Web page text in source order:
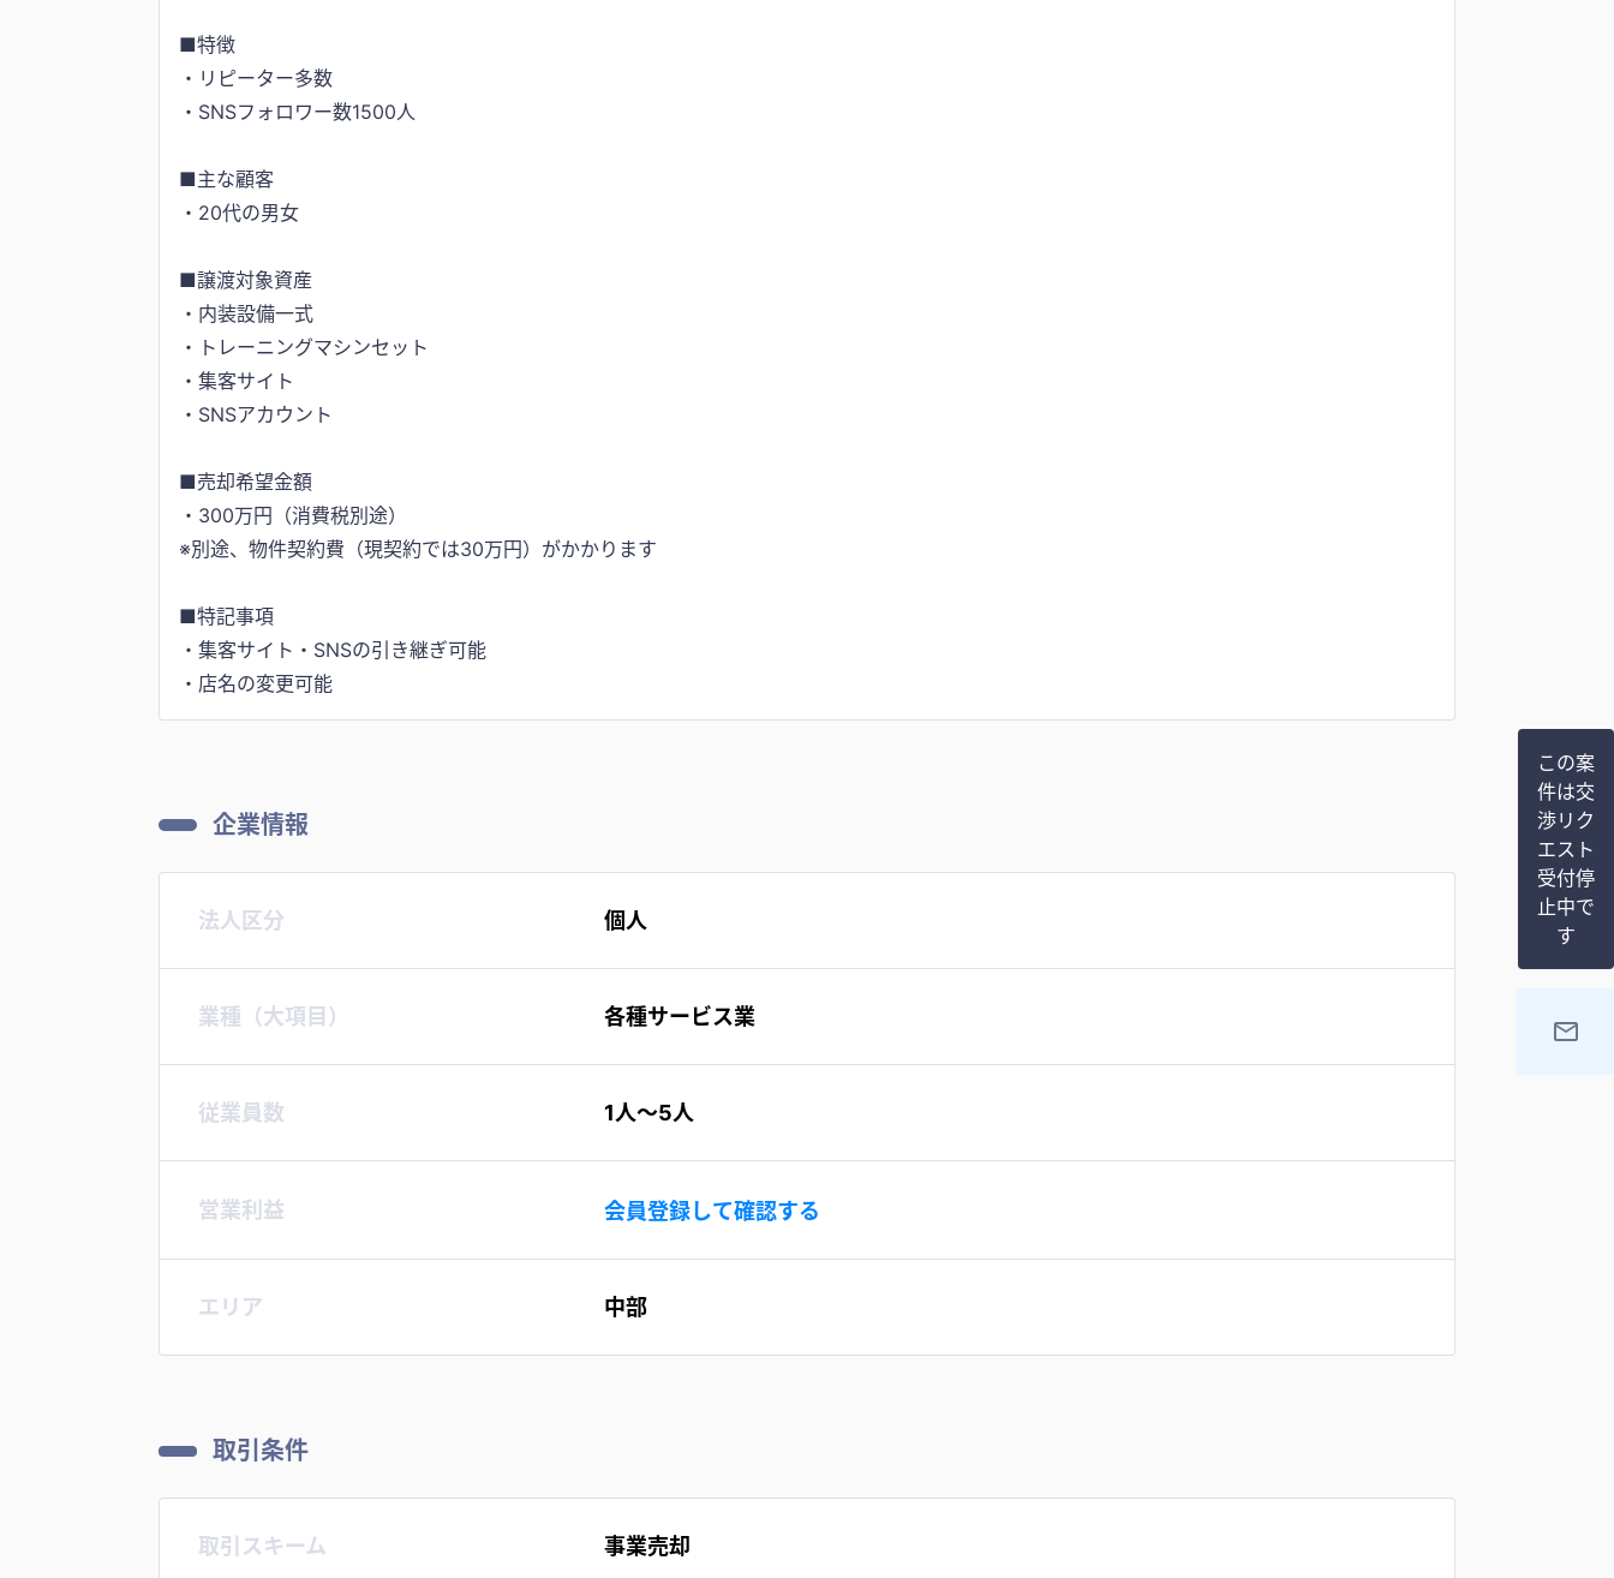
■特徴
・リピーター多数
・SNSフォロワー数1500人
■主な顧客
・20代の男女
■譲渡対象資産
・内装設備一式
・トレーニングマシンセット
・集客サイト
・SNSアカウント
■売却希望金額
・300万円（消費税別途）
※別途、物件契約費（現契約では30万円）がかかります
■特記事項
・集客サイト・SNSの引き継ぎ可能
・店名の変更可能
企業情報
法人区分 個人
業種（大項目） 各種サービス業
従業員数 1人〜5人
営業利益 会員登録して確認する
エリア 中部
取引条件
取引スキーム 事業売却
この案
件は交
渉リク
エスト
受付停
止中で
す